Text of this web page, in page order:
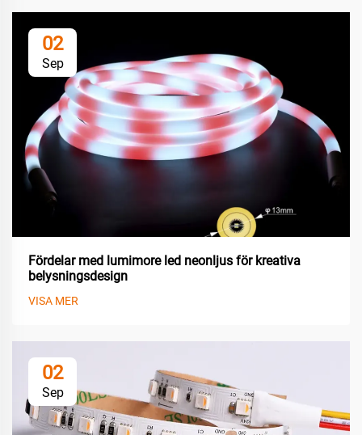
02
Sep
Fördelar med lumimore led neonljus för kreativa
belysningsdesign
VISA MER
02
Sep